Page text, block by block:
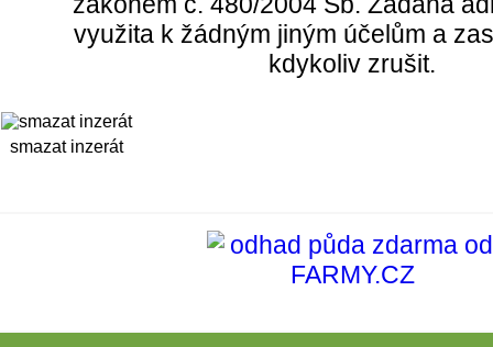
využita k žádným jiným účelům a
kdykoliv zrušit.
smazat inzerát